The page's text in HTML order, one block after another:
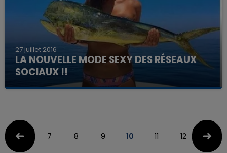
27 juillet 2016
LA NOUVELLE MODE SEXY DES RÉSEAUX
SOCIAUX !!
7 8 9 10 11 12 13